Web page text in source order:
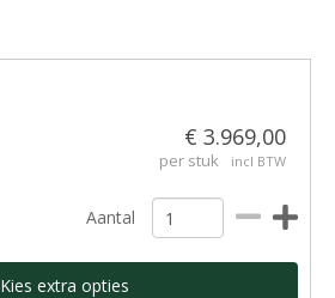
€ 3.969,00
per stuk incl BTW
Aantal
Kies extra opties